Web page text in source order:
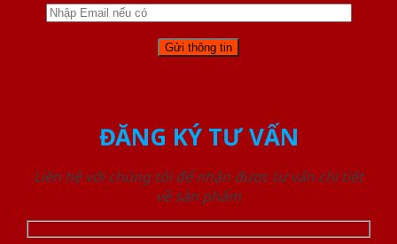
ĐĂNG KÝ TƯ VẤN
Liên hệ với chúng tôi để nhận được tư vấn chi tiết
về sản phẩm